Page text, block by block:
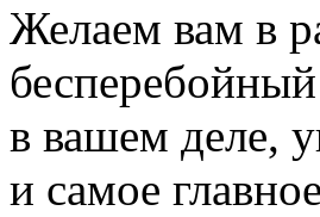
Желаем вам в
в вашем деле,
и самое